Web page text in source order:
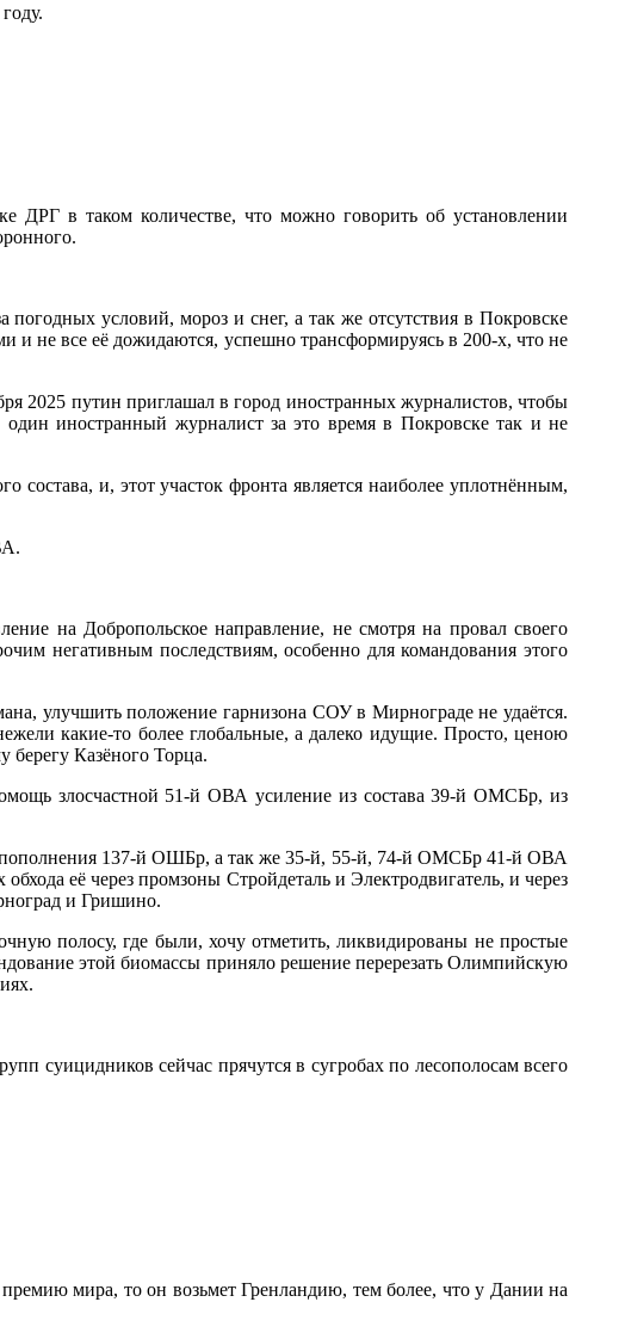
ДРГ в таком количестве, что можно говорить об установлении
условий, мороз и снег, а так же отсутствия в Покровске
не все её дожидаются, успешно трансформируясь в 200-х, что не
2025 путин приглашал в город иностранных журналистов, чтобы
иностранный журналист за это время в Покровске так и не
и, этот участок фронта является наиболее уплотнённым,
на Добропольское направление, не смотря на провал своего
негативным последствиям, особенно для командования этого
улучшить положение гарнизона СОУ в Мирнограде не удаётся.
какие-то более глобальные, а далеко идущие. Просто, ценою
Казёного Торца.
злосчастной 51-й ОВА усиление из состава 39-й ОМСБр, из
137-й ОШБр, а так же 35-й, 55-й, 74-й ОМСБр 41-й ОВА
её через промзоны Стройдеталь и Электродвигатель, и через
и Гришино.
полосу, где были, хочу отметить, ликвидированы не простые
этой биомассы приняло решение перерезать Олимпийскую
суицидников сейчас прячутся в сугробах по лесополосам всего
мира, то он возьмет Гренландию, тем более, что у Дании на